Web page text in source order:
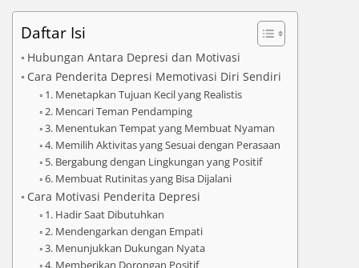
Daftar Isi
Hubungan Antara Depresi dan Motivasi
Cara Penderita Depresi Memotivasi Diri Sendiri
1. Menetapkan Tujuan Kecil yang Realistis
2. Mencari Teman Pendamping
3. Menentukan Tempat yang Membuat Nyaman
4. Memilih Aktivitas yang Sesuai dengan Perasaan
5. Bergabung dengan Lingkungan yang Positif
6. Membuat Rutinitas yang Bisa Dijalani
Cara Motivasi Penderita Depresi
1. Hadir Saat Dibutuhkan
2. Mendengarkan dengan Empati
3. Menunjukkan Dukungan Nyata
4. Memberikan Dorongan Positif